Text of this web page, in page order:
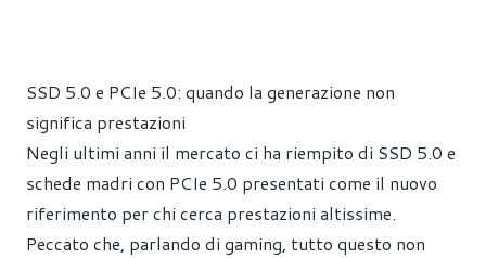
SSD 5.0 e PCIe 5.0: quando la generazione non
significa prestazioni
Negli ultimi anni il mercato ci ha riempito di SSD 5.0 e
schede madri con PCIe 5.0 presentati come il nuovo
riferimento per chi cerca prestazioni altissime.
Peccato che, parlando di gaming, tutto questo non